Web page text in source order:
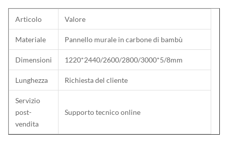
Articolo Valore
Materiale Pannello murale in carbone di bambù
Dimensioni 1220*2440/2600/2800/3000*5/8mm
Lunghezza Richiesta del cliente
Servizio
post-
vendita
Supporto tecnico online